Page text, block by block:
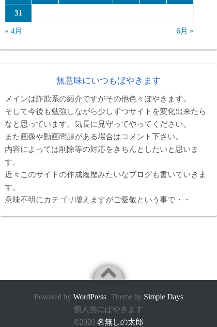
31
« 4月 6月 »
無意味にいつもぼやきます
メインは詐欺系の紹介ですがその他色々ぼやきます。
そして今後も勉強しながら少しずつサイトを変化出来たら
なと思っています。気長に見守ってやってください。
また画像や動画問題がある場合はコメント下さい。
内容によっては削除等の対応をきちんとしたいと思いま
す。
近々このサイトの作成履歴みたいなブログも書いていきま
す。
意味不明にカテゴリ増えますがご愛敬という事で・・
Powered by WordPress Theme by Simple Days
個人的にぼやきます
©2020 名無しの太郎